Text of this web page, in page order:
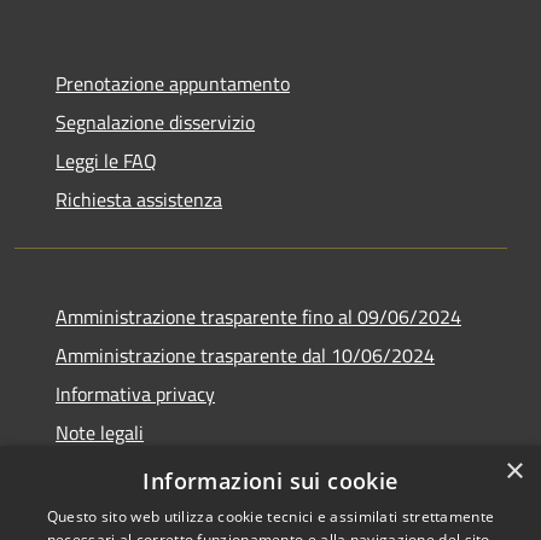
Prenotazione appuntamento
Segnalazione disservizio
Leggi le FAQ
Richiesta assistenza
Amministrazione trasparente fino al 09/06/2024
Amministrazione trasparente dal 10/06/2024
Informativa privacy
Note legali
Dichiarazione di accessibilità
×
Informazioni sui cookie
Questo sito web utilizza cookie tecnici e assimilati strettamente